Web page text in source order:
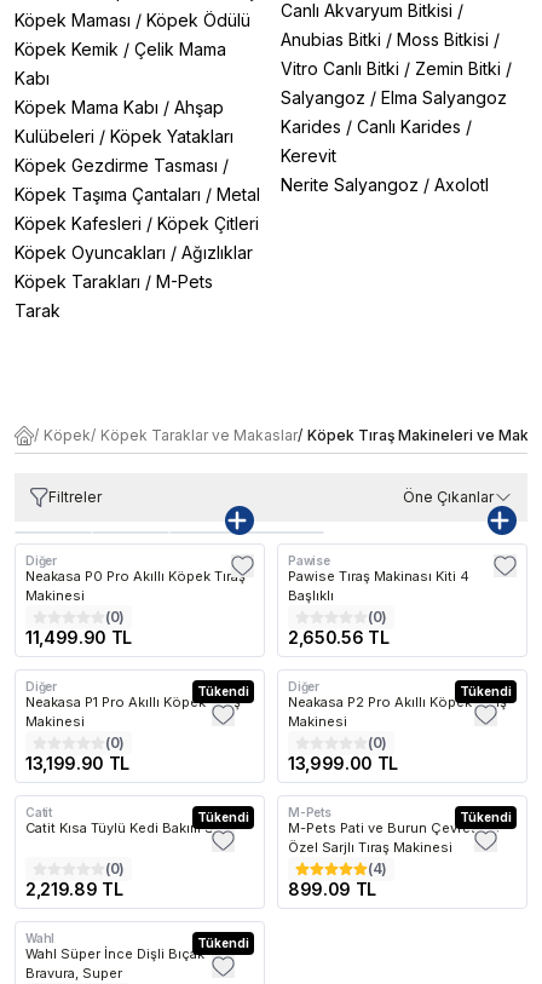
Köpek Maması / Köpek Ödülü
Köpek Kemik / Çelik Mama
Kabı
Köpek Mama Kabı / Ahşap
Kulübeleri / Köpek Yatakları
Köpek Gezdirme Tasması /
Köpek Taşıma Çantaları / Metal
Köpek Kafesleri / Köpek Çitleri
Köpek Oyuncakları / Ağızlıklar
Köpek Tarakları / M-Pets
Tarak
Canlı Akvaryum Bitkisi /
Anubias Bitki / Moss Bitkisi /
Vitro Canlı Bitki / Zemin Bitki /
Salyangoz / Elma Salyangoz
Karides / Canlı Karides /
Kerevit
Nerite Salyangoz / Axolotl
/ Köpek/ Köpek Taraklar ve Makaslar/ Köpek Tıraş Makineleri ve
Filtreler Öne Çıkanlar
Kargo Bedava
Diğer
Neakasa P0 Pro Akıllı Köpek Tıraş
Makinesi
(0)
11,499.90 TL
Kargo Bedava
Pawise
Pawise Tıraş Makinası Kiti 4
Başlıklı
(0)
2,650.56 TL
Kargo Bedava Tükendi
Diğer
Neakasa P1 Pro Akıllı Köpek Tıraş
Makinesi
(0)
13,199.90 TL
Kargo Bedava Tükendi
Diğer
Neakasa P2 Pro Akıllı Köpek Tıraş
Makinesi
(0)
13,999.00 TL
Kargo Bedava Tükendi
Catit
Catit Kısa Tüylü Kedi Bakım Seti
(0)
2,219.89 TL
Tükendi
M-Pets
M-Pets Pati ve Burun Çevresine
Özel Sarjlı Tıraş Makinesi
(4)
899.09 TL
Kargo Bedava Tükendi
Wahl
Wahl Süper İnce Dişli Bıçak -
Bravura, Super